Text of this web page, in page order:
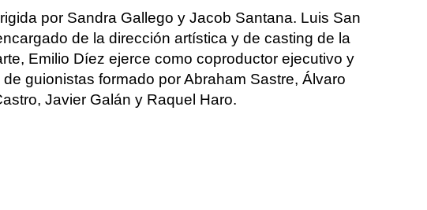
por Sandra Gallego y Jacob Santana. Luis San
de la dirección artística y de casting de la
Emilio Díez ejerce como coproductor ejecutivo y
de guionistas formado por Abraham Sastre, Álvaro
Javier Galán y Raquel Haro.